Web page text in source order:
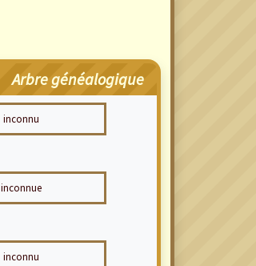
Arbre généalogique
inconnu
inconnue
inconnu